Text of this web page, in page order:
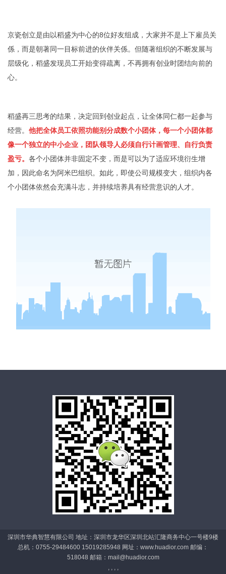
京瓷创立是由以稻盛为中心的8位好友组成，大家并不是上下雇员关
係，而是朝著同一目标前进的伙伴关係。但随著组织的不断发展与
层级化，稻盛发现员工开始变得疏离，不再拥有创业时团结向前的
心。
稻盛再三思考的结果，决定回到创业起点，让全体同仁都一起参与
经营。 他把全体员工依照功能别分成数个小团体，每一个小团体都
像一个独立的中小企业，团队领导人必须自行计画管理、自行负责
盈亏。 各个小团体并非固定不变，而是可以为了适应环境衍生增
加，因此命名为阿米巴组织。如此，即使公司规模变大，组织内各
个小团体依然会充满斗志，并持续培养具有经营意识的人才。
深圳市华典智慧有限公司 地址：深圳市龙华区深圳北站汇隆商务中心一号楼9楼
总机：0755-29484600 15019285948 网址：www.huadior.com 邮编：
518048 邮箱： mail@huadior.com